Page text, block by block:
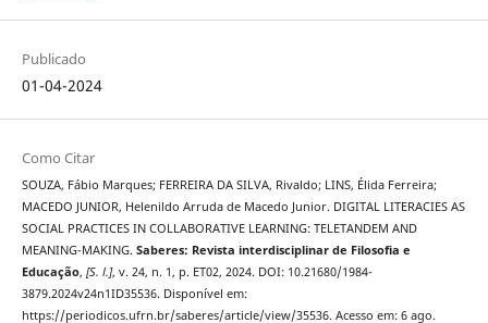
Publicado
01-04-2024
Como Citar
SOUZA, Fábio Marques; FERREIRA DA SILVA, Rivaldo; LINS, Élida Ferreira;
MACEDO JUNIOR, Helenildo Arruda de Macedo Junior. DIGITAL LITERACIES AS
SOCIAL PRACTICES IN COLLABORATIVE LEARNING: TELETANDEM AND
MEANING-MAKING. Saberes: Revista interdisciplinar de Filosofia e
Educação, [S. l.], v. 24, n. 1, p. ET02, 2024. DOI: 10.21680/1984-
3879.2024v24n1ID35536. Disponível em:
https://periodicos.ufrn.br/saberes/article/view/35536. Acesso em: 6 ago.